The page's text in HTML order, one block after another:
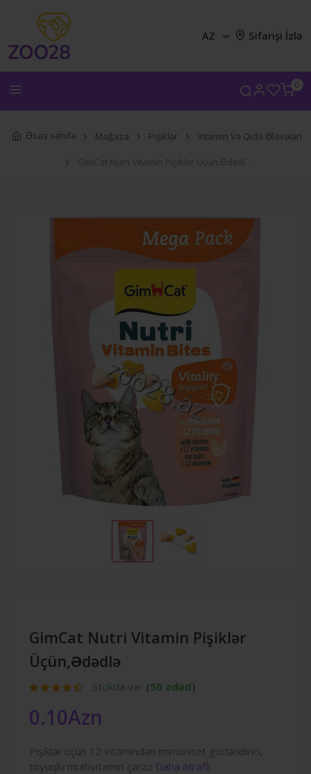
0
AZ Sifarişi İzlə
Əsas səhifə Mağaza Pişiklər Vitamin Və Qida Əlavələri
GimCat Nutri Vitamin Pişiklər Üçün,Ədədl...
GimCat Nutri Vitamin Pişiklər
Üçün,Ədədlə
Stokda var (50 ədəd)
0.10Azn
Pişiklər üçün 12 vitamindən immunitet gücləndirici,
toyuqlu multivitamin çərəz Daha ətraflı